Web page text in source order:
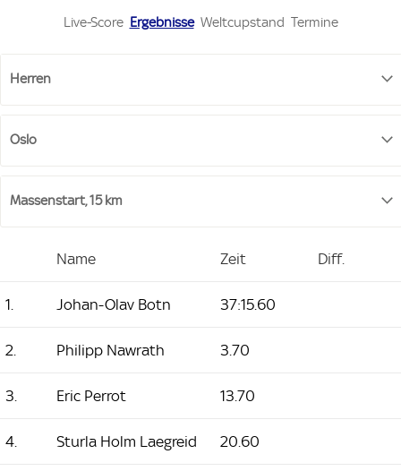
Live-Score Ergebnisse Weltcupstand Termine
Name Zeit Diff.
1. Johan-Olav Botn 37:15.60
2. Philipp Nawrath 3.70
3. Eric Perrot 13.70
4. Sturla Holm Laegreid 20.60